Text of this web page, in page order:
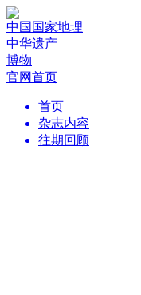
中国国家地理
中华遗产
博物
官网首页
首页
杂志内容
往期回顾